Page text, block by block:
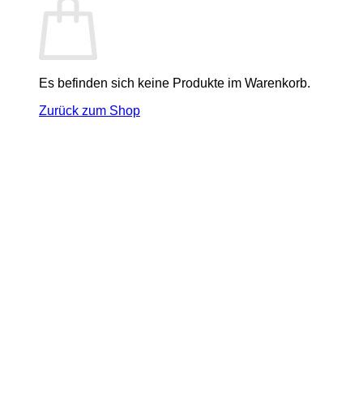
Es befinden sich keine Produkte im Warenkorb.
Zurück zum Shop